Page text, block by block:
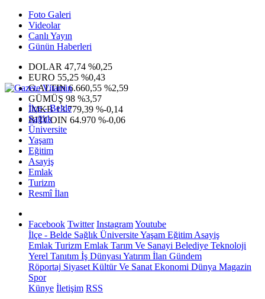
Foto Galeri
Videolar
Canlı Yayın
Günün Haberleri
DOLAR 47,74 %0,25
EURO 55,25 %0,43
G.ALTIN6.660,55 %2,59
GÜMÜŞ 98 %3,57
IMKB13.779,39 %-0,14
BITCOIN 64.970 %-0,06
İlçe - Belde
Sağlık
Üniversite
Yaşam
Eğitim
Asayiş
Emlak
Turizm
Resmî İlan
Facebook Twitter InstagramYoutube
İlçe - Belde Sağlık ÜniversiteYaşam Eğitim Asayiş
Emlak Turizm Emlak Tarım Ve Sanayi Belediye Teknoloji
Yerel Tanıtım İş Dünyası Yatırım İlan Gündem
Röportaj Siyaset Kültür Ve Sanat Ekonomi Dünya Magazin
Spor
Künye İletişim RSS